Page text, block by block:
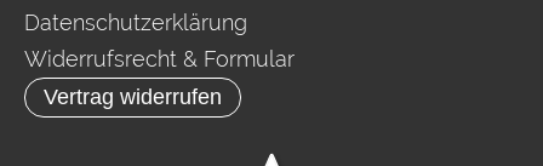
Datenschutzerklärung
Widerrufsrecht & Formular
Vertrag widerrufen